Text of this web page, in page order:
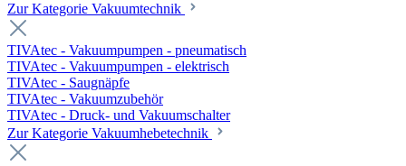
Zur Kategorie Vakuumtechnik
TIVAtec - Vakuumpumpen - pneumatisch
TIVAtec - Vakuumpumpen - elektrisch
TIVAtec - Saugnäpfe
TIVAtec - Vakuumzubehör
TIVAtec - Druck- und Vakuumschalter
Zur Kategorie Vakuumhebetechnik